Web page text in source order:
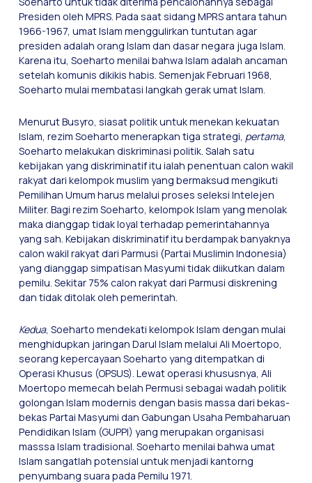
Presiden oleh MPRS. Pada saat sidang MPRS antara tahun
1966-1967, umat Islam menggulirkan tuntutan agar
presiden adalah orang Islam dan dasar negara juga Islam.
Karena itu, Soeharto menilai bahwa Islam adalah ancaman
setelah komunis dikikis habis. Semenjak Februari 1968,
Soeharto mulai membatasi langkah gerak umat Islam.
Menurut Busyro, siasat politik untuk menekan kekuatan
Islam, rezim Soeharto menerapkan tiga strategi, pertama,
Soeharto melakukan diskriminasi politik. Salah satu
kebijakan yang diskriminatif itu ialah penentuan calon wakil
rakyat dari kelompok muslim yang bermaksud mengikuti
Pemilihan Umum harus melalui proses seleksi Intelejen
Militer. Bagi rezim Soeharto, kelompok Islam yang menolak
maka dianggap tidak loyal terhadap pemerintahannya
yang sah. Kebijakan diskriminatif itu berdampak banyaknya
calon wakil rakyat dari Parmusi (Partai Muslimin Indonesia)
yang dianggap simpatisan Masyumi tidak diikutkan dalam
pemilu. Sekitar 75% calon rakyat dari Parmusi diskrening
dan tidak ditolak oleh pemerintah.
Kedua, Soeharto mendekati kelompok Islam dengan mulai
menghidupkan jaringan Darul Islam melalui Ali Moertopo,
seorang kepercayaan Soeharto yang ditempatkan di
Operasi Khusus (OPSUS). Lewat operasi khususnya, Ali
Moertopo memecah belah Permusi sebagai wadah politik
golongan Islam modernis dengan basis massa dari bekas-
bekas Partai Masyumi dan Gabungan Usaha Pembaharuan
Pendidikan Islam (GUPPI) yang merupakan organisasi
masssa Islam tradisional. Soeharto menilai bahwa umat
Islam sangatlah potensial untuk menjadi kantorng
penyumbang suara pada Pemilu 1971.